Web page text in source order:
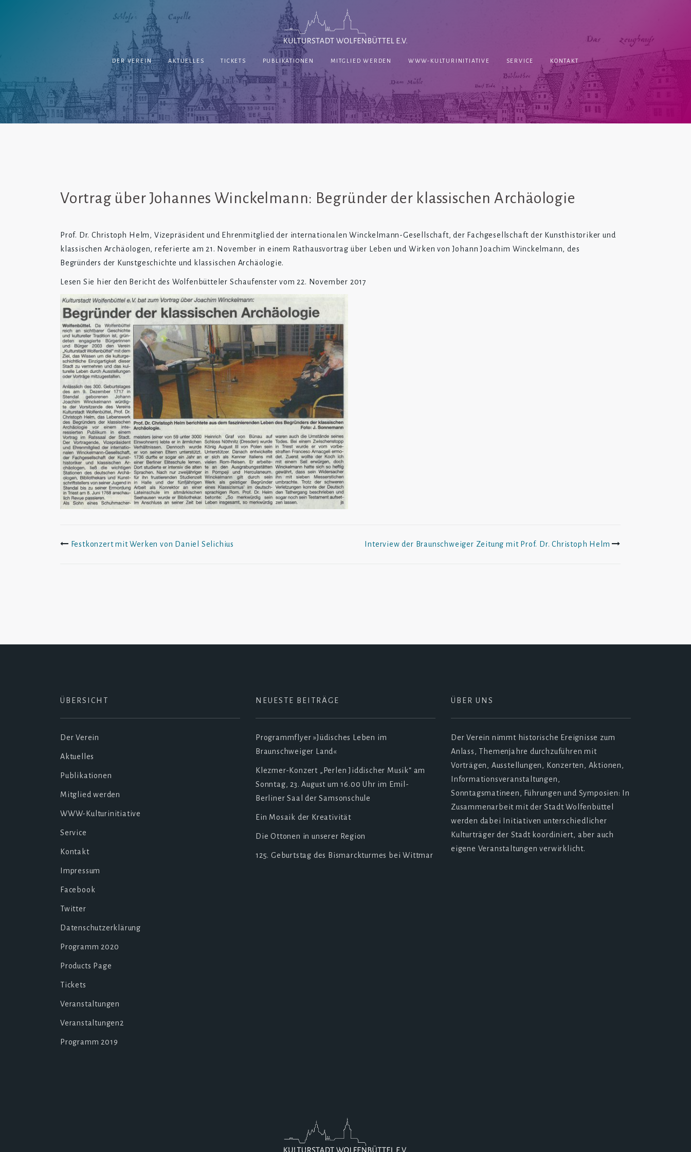
DER VEREIN AKTUELLES TICKETS PUBLIKATIONEN MITGLIED WERDEN WWW-KULTURINITIATIVE SERVICE KONTAKT
Vortrag über Johannes Winckelmann: Begründer der klassischen Archäologie
Prof. Dr. Christoph Helm, Vizepräsident und Ehrenmitglied der internationalen Winckelmann-Gesellschaft, der Fachgesellschaft der Kunsthistoriker und
klassischen Archäologen, referierte am 21. November in einem Rathausvortrag über Leben und Wirken von Johann Joachim Winckelmann, des
Begründers der Kunstgeschichte und klassischen Archäologie.
Lesen Sie hier den Bericht des Wolfenbütteler Schaufenster vom 22. November 2017
Beitrags-
Festkonzert mit Werken von Daniel Selichius Interview der Braunschweiger Zeitung mit Prof. Dr. Christoph Helm
ÜBERSICHT
Der Verein
Aktuelles
Publikationen
Mitglied werden
WWW-Kulturinitiative
Service
Kontakt
Impressum
Facebook
Twitter
Datenschutzerklärung
Programm 2020
Products Page
Tickets
Veranstaltungen
Veranstaltungen2
Programm 2019
NEUESTE BEITRÄGE
Programmflyer »Jüdisches Leben im
Braunschweiger Land«
Klezmer-Konzert „Perlen Jiddischer Musik“ am
Sonntag, 23. August um 16.00 Uhr im Emil-
Berliner Saal der Samsonschule
Ein Mosaik der Kreativität
Die Ottonen in unserer Region
125. Geburtstag des Bismarckturmes bei Wittmar
ÜBER UNS
Der Verein nimmt historische Ereignisse zum
Anlass, Themenjahre durchzuführen mit
Vorträgen, Ausstellungen, Konzerten, Aktionen,
Informationsveranstaltungen,
Sonntagsmatineen, Führungen und Symposien: In
Zusammenarbeit mit der Stadt Wolfenbüttel
werden dabei Initiativen unterschiedlicher
Kulturträger der Stadt koordiniert, aber auch
eigene Veranstaltungen verwirklicht.